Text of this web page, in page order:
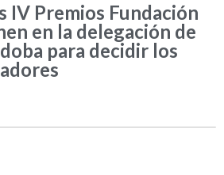
IV Premios Fundación
en la delegación de
para decidir los